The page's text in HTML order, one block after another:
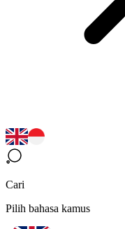
Cari
Pilih bahasa kamus